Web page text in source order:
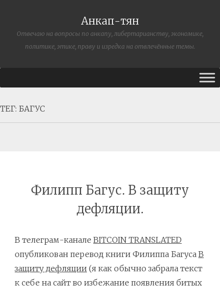
Анкап-тян
Отвечаю на вопросы по анкапу, либертарианству, экономике,
политике, этике, праву и изредка на отвлечённые темы.
ТЕГ: БАГУС
Филипп Багус. В защиту
дефляции.
В телеграм-канале BITCOIN TRANSLATED
опубликован перевод книги Филиппа Багуса В
защиту дефляции (я как обычно забрала текст
к себе на сайт во избежание появления битых